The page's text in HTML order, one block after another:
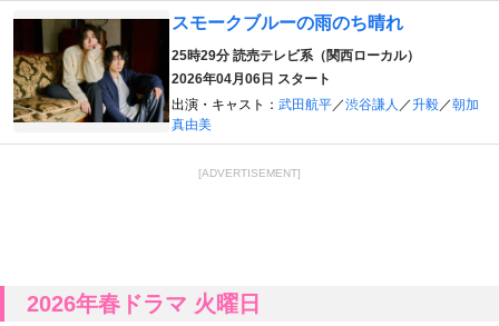
スモークブルーの雨のち晴れ
25時29分 読売テレビ系（関西ローカル）
2026年04月06日 スタート
出演・キャスト： 武田航平／渋谷謙人 ／升毅／朝加
真由美
[ADVERTISEMENT]
2026年春ドラマ 火曜日